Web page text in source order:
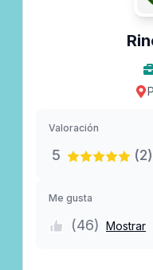
Valoración
5 (2)
Me gusta
(46) Mostrar